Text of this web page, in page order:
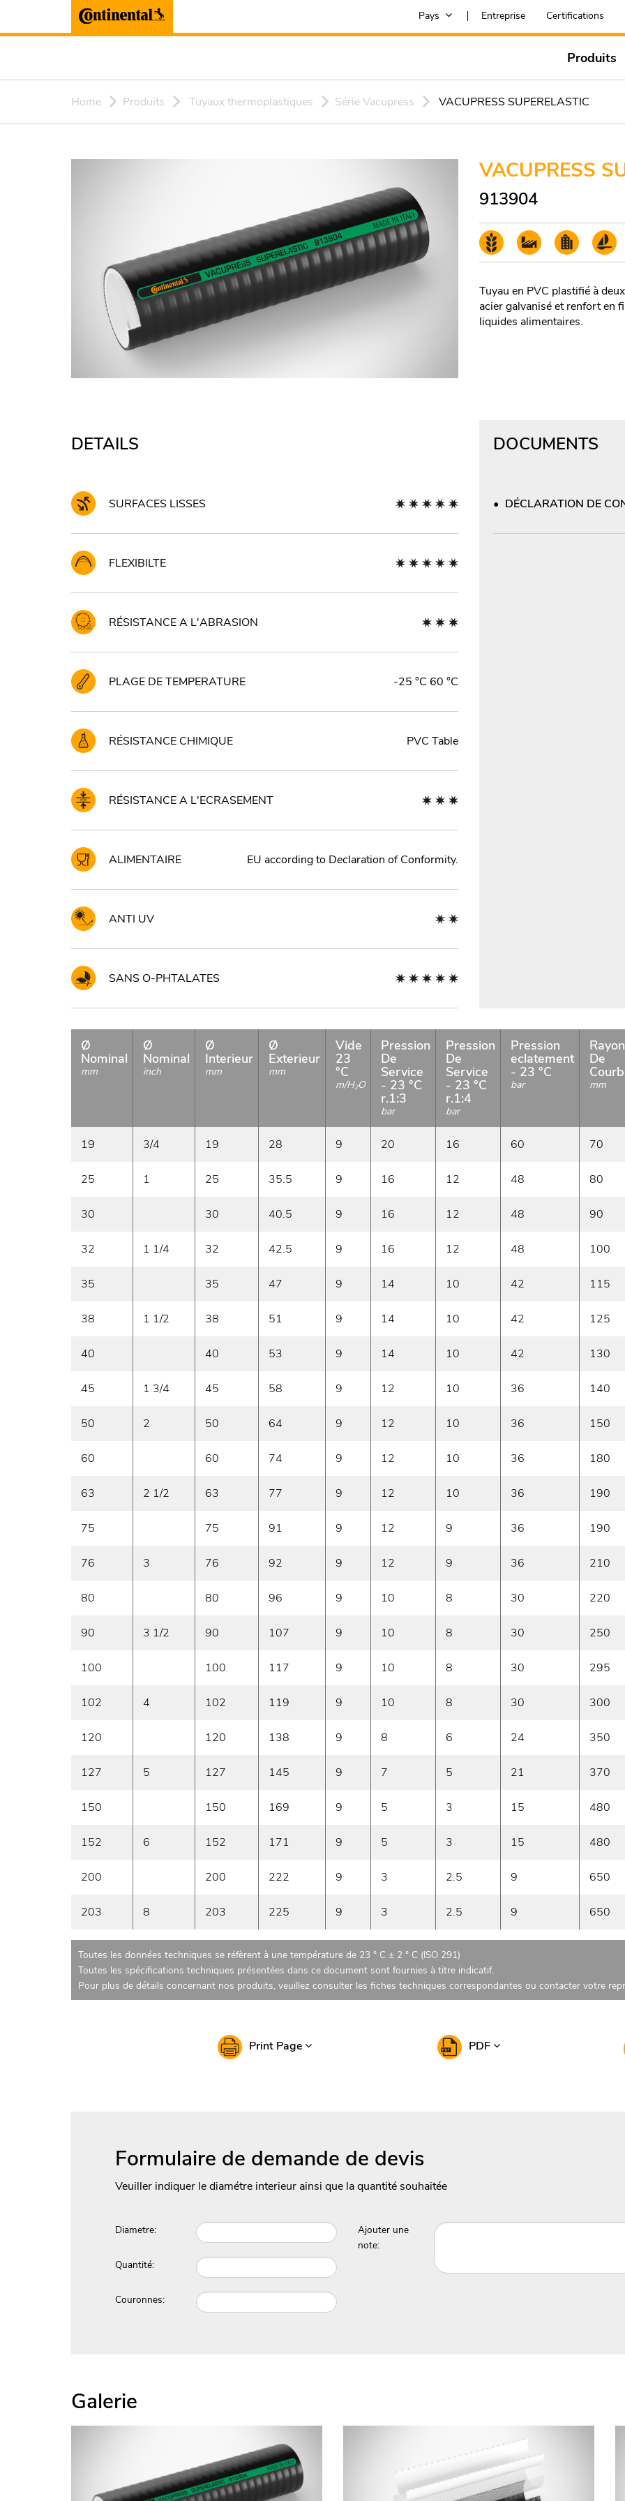
Pays Entreprise Certifications
Produits
Home Produits Tuyaux thermoplastiques Série Vacupress VACUPRESS SUPERELASTIC
VACUPRESS
913904
Tuyau en PVC plastifié à
acier galvanisé et renfort en
liquides alimentaires.
DETAILS
SURFACES LISSES
FLEXIBILTE
RÉSISTANCE A L'ABRASION
PLAGE DE TEMPERATURE -25 °C 60 °C
RÉSISTANCE CHIMIQUE PVC Table
RÉSISTANCE A L'ECRASEMENT
ALIMENTAIRE EU according to Declaration of Conformity.
ANTI UV
SANS O-PHTALATES
DOCUMENTS
DÉCLARATION DE
Ø
Nominal
mm
Ø
Nominal
inch
Ø
Interieur
mm
Ø
Exterieur
mm
Vide
23
°C
m/H2O
Pression
De
Service
- 23 °C
r.1:3
bar
Pression
De
Service
- 23 °C
r.1:4
bar
Pression
eclatement
- 23 °C
bar
Rayon
De
mm
19 3/4 19 28 9 20 16 60 70
25 1 25 35.5 9 16 12 48 80
30 30 40.5 9 16 12 48 90
32 1 1/4 32 42.5 9 16 12 48 100
35 35 47 9 14 10 42 115
38 1 1/2 38 51 9 14 10 42 125
40 40 53 9 14 10 42 130
45 1 3/4 45 58 9 12 10 36 140
50 2 50 64 9 12 10 36 150
60 60 74 9 12 10 36 180
63 2 1/2 63 77 9 12 10 36 190
75 75 91 9 12 9 36 190
76 3 76 92 9 12 9 36 210
80 80 96 9 10 8 30 220
90 3 1/2 90 107 9 10 8 30 250
100 100 117 9 10 8 30 295
102 4 102 119 9 10 8 30 300
120 120 138 9 8 6 24 350
127 5 127 145 9 7 5 21 370
150 150 169 9 5 3 15 480
152 6 152 171 9 5 3 15 480
200 200 222 9 3 2.5 9 650
203 8 203 225 9 3 2.5 9 650
Toutes les données techniques se réfèrent à une température de 23 ° C ± 2 ° C (ISO 291)
Toutes les spécifications techniques présentées dans ce document sont fournies à titre indicatif.
Pour plus de détails concernant nos produits, veuillez consulter les fiches techniques correspondantes ou contacter votre
Print Page PDF
Formulaire de demande de devis
Veuiller indiquer le diamétre interieur ainsi que la quantité souhaitée
Diametre:
Quantité:
Couronnes:
Ajouter une
note:
Galerie